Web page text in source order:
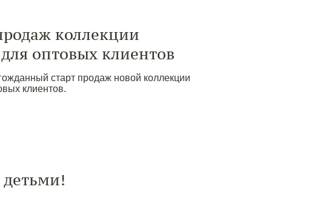
коллекции
оптовых клиентов
старт продаж новой коллекции
клиентов.